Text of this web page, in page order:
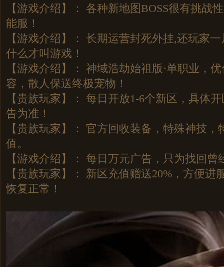
【游戏介绍】： 各种新地图BOSS很有挑战
能服！
【游戏介绍】： 长期运营封死外挂,还玩家
什么才叫游戏！
【游戏介绍】： 神域浩劫始祖版·单职业，
容，散人保送终极宠物！
【贵族玩家】： 每日开放1-6个新区，具体
告为准！
【贵族玩家】： 官方回收装备，特殊神技，
值。
【游戏介绍】： 每日万元广告，只为找回曾
【贵族玩家】： 新区充值赠送20%，方便进
恢复正常！